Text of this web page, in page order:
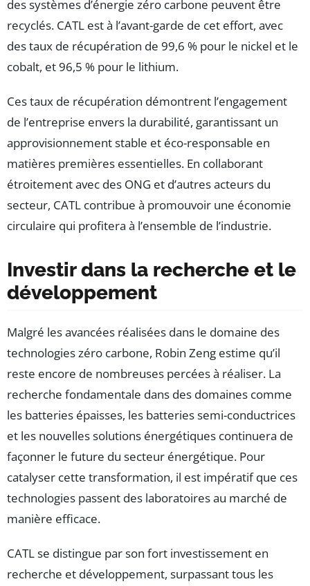
des systèmes d’énergie zéro carbone peuvent être
recyclés. CATL est à l’avant-garde de cet effort, avec
des taux de récupération de 99,6 % pour le nickel et le
cobalt, et 96,5 % pour le lithium.
Ces taux de récupération démontrent l’engagement
de l’entreprise envers la durabilité, garantissant un
approvisionnement stable et éco-responsable en
matières premières essentielles. En collaborant
étroitement avec des ONG et d’autres acteurs du
secteur, CATL contribue à promouvoir une économie
circulaire qui profitera à l’ensemble de l’industrie.
Investir dans la recherche et le
développement
Malgré les avancées réalisées dans le domaine des
technologies zéro carbone, Robin Zeng estime qu’il
reste encore de nombreuses percées à réaliser. La
recherche fondamentale dans des domaines comme
les batteries épaisses, les batteries semi-conductrices
et les nouvelles solutions énergétiques continuera de
façonner le future du secteur énergétique. Pour
catalyser cette transformation, il est impératif que ces
technologies passent des laboratoires au marché de
manière efficace.
CATL se distingue par son fort investissement en
recherche et développement, surpassant tous les